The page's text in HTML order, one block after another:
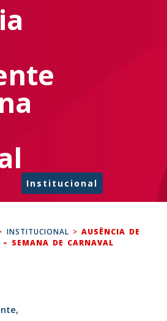
Institucional
INSTITUCIONAL > AUSÊNCIA DE
– SEMANA DE CARNAVAL